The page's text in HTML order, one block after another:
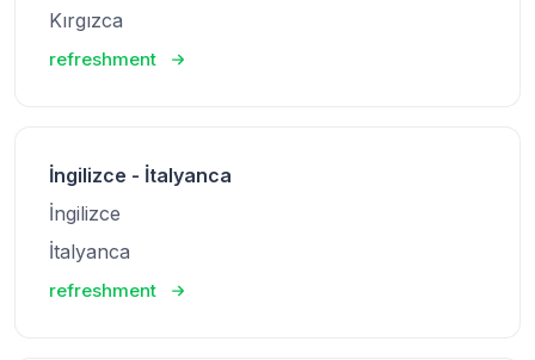
Kırgızca
refreshment
İngilizce - İtalyanca
İngilizce
İtalyanca
refreshment